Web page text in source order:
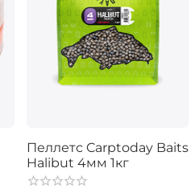
Пеллетс Carptoday Baits
Halibut 4мм 1кг